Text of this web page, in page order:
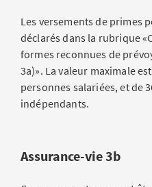
Les versements de primes
déclarés dans la rubrique
formes reconnues de
3a)». La valeur maximale
personnes salariées, et de
indépendants.
Assurance-vie 3b